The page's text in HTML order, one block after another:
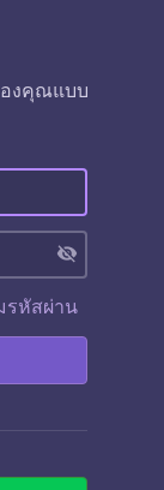
องคุณแบบ
visibility_off
รหัสผ่าน